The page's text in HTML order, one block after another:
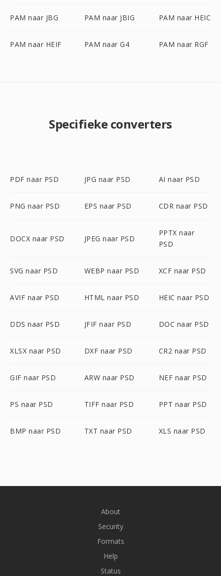
PAM naar JBG PAM naar JBIG PAM naar HEIC
PAM naar HEIF PAM naar G4 PAM naar RGF
Specifieke converters
PDF naar PSD JPG naar PSD AI naar PSD
PNG naar PSD EPS naar PSD CDR naar PSD
DOCX naar PSD JPEG naar PSD
PPTX naar
PSD
SVG naar PSD WEBP naar PSD XCF naar PSD
AVIF naar PSD HTML naar PSD HEIC naar PSD
DDS naar PSD JFIF naar PSD DOC naar PSD
XLSX naar PSD DXF naar PSD CR2 naar PSD
GIF naar PSD ARW naar PSD NEF naar PSD
PS naar PSD TIFF naar PSD PPT naar PSD
BMP naar PSD TXT naar PSD XLS naar PSD
About
Security
Formats
Help
Status